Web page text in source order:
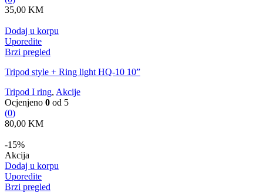
35,00 KM
Dodaj u korpu
Uporedite
Brzi pregled
Tripod style + Ring light HQ-10 10”
Tripod I ring, Akcije
Ocjenjeno 0 od 5
(0)
80,00 KM
-15%
Akcija
Dodaj u korpu
Uporedite
Brzi pregled